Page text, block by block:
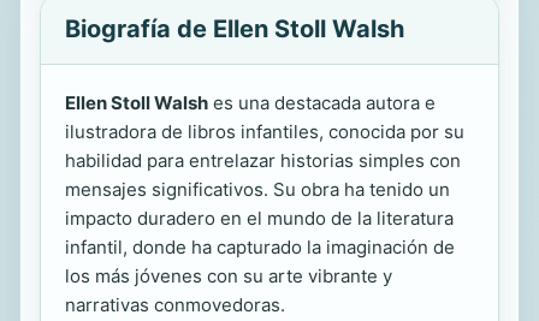
Biografía de Ellen Stoll Walsh
Ellen Stoll Walsh es una destacada autora e
ilustradora de libros infantiles, conocida por su
habilidad para entrelazar historias simples con
mensajes significativos. Su obra ha tenido un
impacto duradero en el mundo de la literatura
infantil, donde ha capturado la imaginación de
los más jóvenes con su arte vibrante y
narrativas conmovedoras.